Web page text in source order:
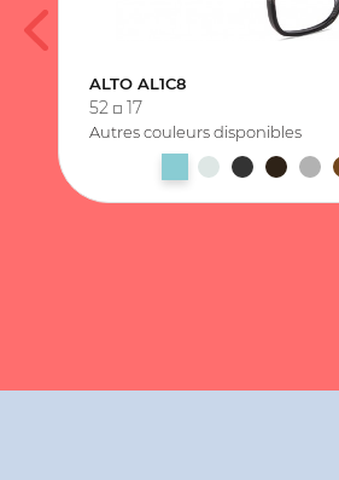
ALTO AL1C8
52 17
Autres couleurs disponibles